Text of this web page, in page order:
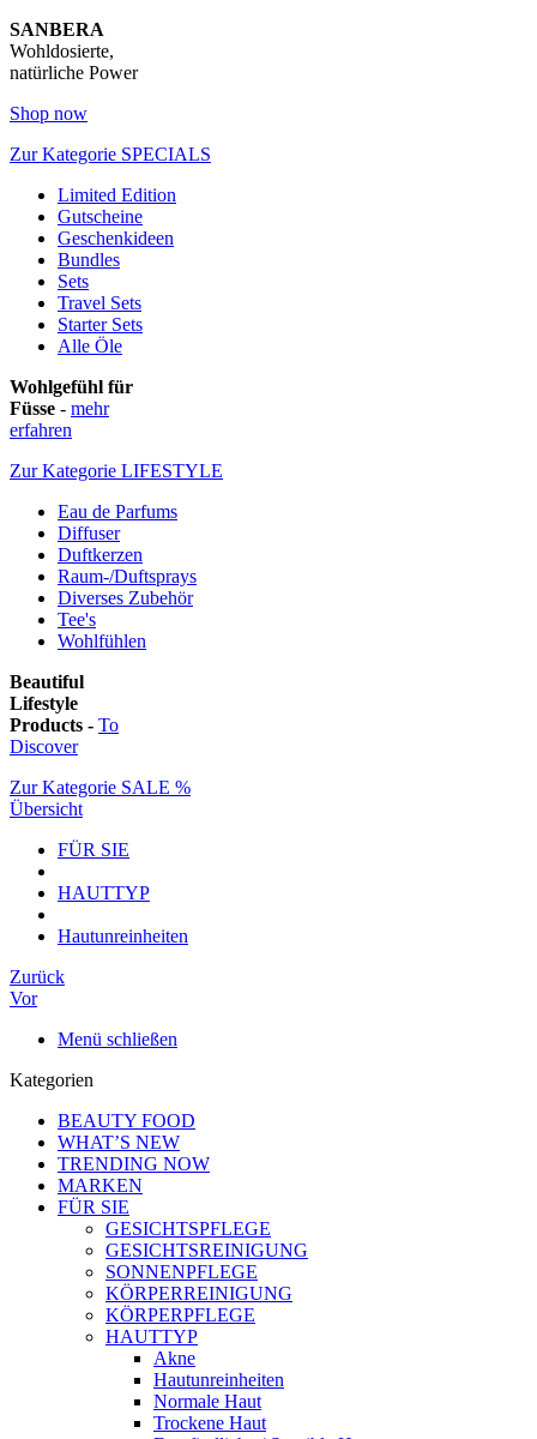
SANBERA
Wohldosierte,
natürliche Power
Shop now
Zur Kategorie SPECIALS
Limited Edition
Gutscheine
Geschenkideen
Bundles
Sets
Travel Sets
Starter Sets
Alle Öle
Wohlgefühl für
Füsse - mehr
erfahren
Zur Kategorie LIFESTYLE
Eau de Parfums
Diffuser
Duftkerzen
Raum-/Duftsprays
Diverses Zubehör
Tee's
Wohlfühlen
Beautiful
Lifestyle
Products - To
Discover
Zur Kategorie SALE %
Übersicht
FÜR SIE
HAUTTYP
Hautunreinheiten
Zurück
Vor
Menü schließen
Kategorien
BEAUTY FOOD
WHAT’S NEW
TRENDING NOW
MARKEN
FÜR SIE
GESICHTSPFLEGE
GESICHTSREINIGUNG
SONNENPFLEGE
KÖRPERREINIGUNG
KÖRPERPFLEGE
HAUTTYP
Akne
Hautunreinheiten
Normale Haut
Trockene Haut